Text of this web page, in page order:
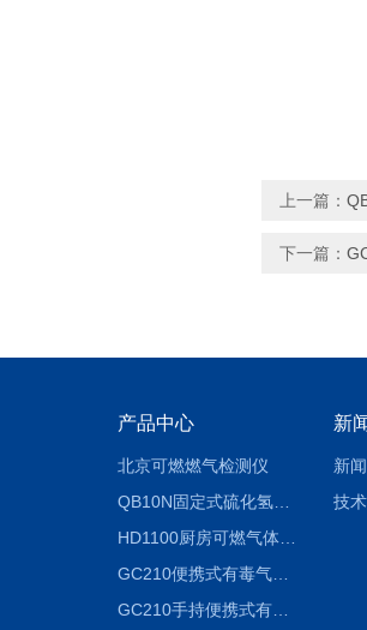
上一篇：
下一篇：
产品中心
北京可燃燃气检测仪
QB10N固定式硫化氢气体检测仪H2S气体泄漏探头
HD1100厨房可燃气体泄漏浓度探测器天然气检测仪
GC210便携式有毒气体浓度探测器氨气检测仪养殖场
GC210手持便携式有毒CL2气体探测器氯气检测仪
新
新
技